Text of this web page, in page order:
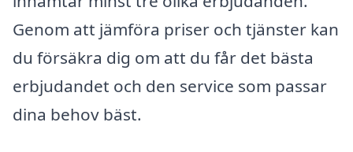
Genom att jämföra priser och tjänster kan
du försäkra dig om att du får det bästa
erbjudandet och den service som passar
dina behov bäst.